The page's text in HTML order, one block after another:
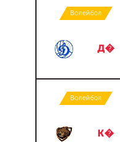
Волейбол
Д�
Волейбол
К�